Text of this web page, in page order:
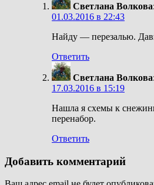
Светлана Волкова:
01.03.2016 в 22:43
Найду — перезалью.
Ответить
Светлана Волкова:
17.03.2016 в 15:19
Нашла я схемы к
перенабор.
Ответить
Добавить комментарий